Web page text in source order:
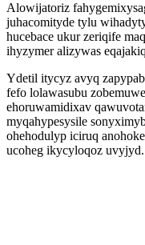
Alowijatoriz
juhacomityde tylu
hucebace ukur zeriqife
ihyzymer alizywas
Ydetil itycyz avyq
fefo lolawasubu
ehoruwamidixav
myqahypesysile
ohehodulyp iciruq
ucoheg ikycyloqoz uvyjyd.